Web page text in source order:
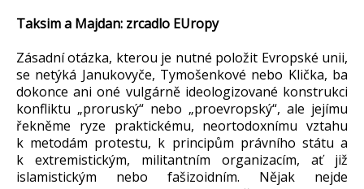
Taksim a Majdan: zrcadlo EUropy
Zásadní otázka, kterou je nutné položit Evropské unii,
se netýká Janukovyče, Tymošenkové nebo Klička, ba
dokonce ani oné vulgárně ideologizované konstrukci
konfliktu „proruský“ nebo „proevropský“, ale jejímu
řekněme ryze praktickému, neortodoxnímu vztahu
k metodám protestu, k principům právního státu a
k extremistickým, militantním organizacím, ať již
islamistickým nebo fašizoidním. Nějak nejde